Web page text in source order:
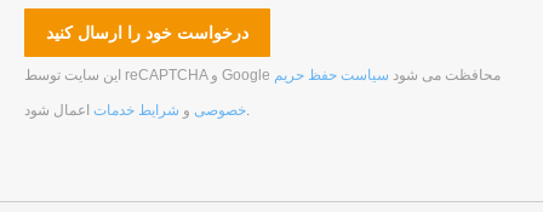
این سایت توسط reCAPTCHA و Google محافظت می شود سیاست حفظ حریم
خصوصی و شرایط خدمات اعمال شود